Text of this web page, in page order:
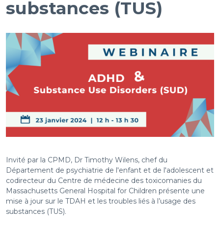
substances (TUS)
Invité par la CPMD, Dr Timothy Wilens, chef du
Département de psychiatrie de l'enfant et de l'adolescent et
codirecteur du Centre de médecine des toxicomanies du
Massachusetts General Hospital for Children présente une
mise à jour sur le TDAH et les troubles liés à l’usage des
substances (TUS).